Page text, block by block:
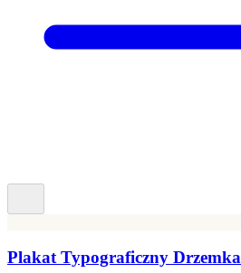
Plakat Typograficzny Drzemka